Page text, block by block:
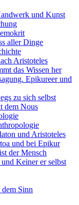
und Kunst
aller Dinge
Aristoteles
das Wissen her
Epikureer und
zu sich selbst
dem Nous
und Aristoteles
und bei Epikur
der Mensch
Keiner er selbst
Sinn